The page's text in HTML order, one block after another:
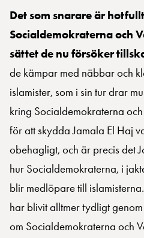
Det som snarare är
Socialdemokraterna och
sättet de nu försöker
de kämpar med näbbar och
islamister, som i sin tur drar
kring Socialdemokraterna
för att skydda Jamala El Haj
obehagligt, och är precis det
hur Socialdemokraterna, i
blir medlöpare till
har blivit alltmer tydligt
om Socialdemokraterna och